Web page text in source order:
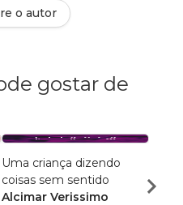
o autor
gostar de
Uma criança dizendo
coisas sem sentido
Alcimar Verissimo
das